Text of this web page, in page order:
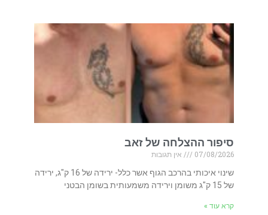
סיפור ההצלחה של זאב
07/08/2026
אין תגובות
שינוי איכותי בהרכב הגוף אשר כלל- ירידה של 16 ק"ג, ירידה
של 15 ק"ג משומן וירידה משמעותית בשומן הבטני
קרא עוד »